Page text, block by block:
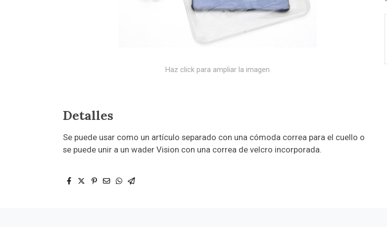
Haz click para ampliar la imagen
Detalles
Se puede usar como un artículo separado con una cómoda correa para el cuello o
se puede unir a un wader Vision con una correa de velcro incorporada.